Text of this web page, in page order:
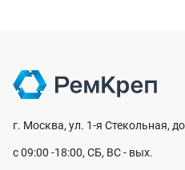
г. Москва, ул. 1-я Стекольная,
с 09:00 -18:00, СБ, ВС - вых.